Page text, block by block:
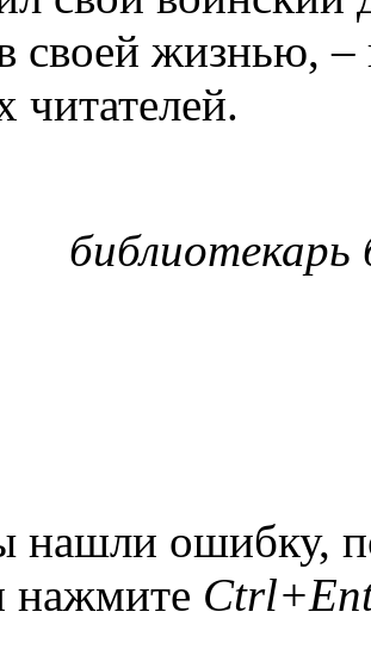
своей жизнью, –
нашли ошибку,
нажмите